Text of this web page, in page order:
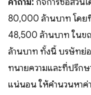
80,000 ล้านบาท โด
48,500 ล้านบาท ใน
ล้านบาท ทั้งนี้ บริษัทย่
ทนายความและที่ปรึก
แน่นอน ให้คำนวนหาค่